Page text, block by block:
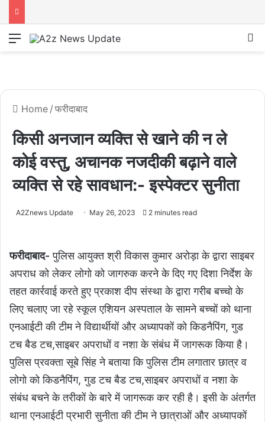
Menu
Home / फरीदाबाद
किसी अनजान व्यक्ति से खाने की न ले
कोई वस्तु, अचानक नजदीकी बढ़ाने वाले
व्यक्ति से रहे सावधान:- इस्पेक्टर सुनीता
A2Znews Update May 26, 2023 2 minutes read
फरीदाबाद-पुलिस आयुक्त श्री विकास कुमार अरोड़ा के द्वारा साइबर
अपराध को लेकर लोगो को जागरुक करने के दिए गए दिशा निर्देश के
तहत कार्रवाई करते हुए प्रकाश दीप संस्था के द्वारा गरीब बच्चो के
लिए चलाए जा रहे स्कूल एशियन अस्पताल के सामने बच्चों को थाना
एनआईटी की टीम ने विद्यार्थीयों और अध्यापकों को किडनैपिंग, गुड
टच बैड टच,साइबर अपराधों व नशा के संबंध में जागरूक किया है।
पुलिस प्रवक्ता सूबे सिंह ने बताया कि पुलिस टीम लगातार छात्र व
लोगो को किडनैपिंग, गुड टच बैड टच,साइबर अपराधों व नशा के
संबंध बचने के तरीकों के बारे में जागरूक कर रही है। इसी के अंतर्गत
थाना एनआईटी प्रभारी सुनीता की टीम ने छात्राओं और अध्यापकों